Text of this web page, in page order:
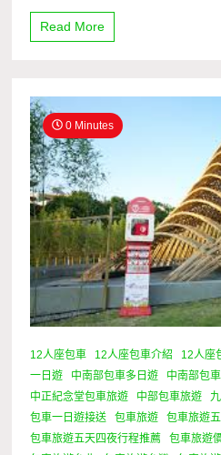
Read More
0 Minutes
12人座包車 12人座包車介紹 12人座
一日遊
中南部包車多日遊 中南部包
中正紀念堂包車旅遊
中部包車旅遊
包車一日遊接送
包車旅遊
包車旅遊
包車旅遊五天四夜行程推薦
包車旅遊